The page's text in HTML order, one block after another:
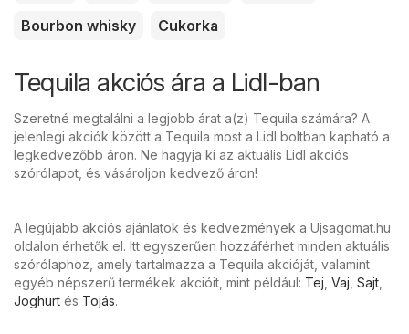
Bourbon whisky
Cukorka
Tequila akciós ára a Lidl-ban
Szeretné megtalálni a legjobb árat a(z) Tequila számára? A
jelenlegi akciók között a Tequila most a Lidl boltban kapható a
legkedvezőbb áron. Ne hagyja ki az aktuális Lidl akciós
szórólapot, és vásároljon kedvező áron!
A legújabb akciós ajánlatok és kedvezmények a Ujsagomat.hu
oldalon érhetők el. Itt egyszerűen hozzáférhet minden aktuális
szórólaphoz, amely tartalmazza a Tequila akcióját, valamint
egyéb népszerű termékek akcióit, mint például: Tej Vaj Sajt
Joghurt és Tojás.